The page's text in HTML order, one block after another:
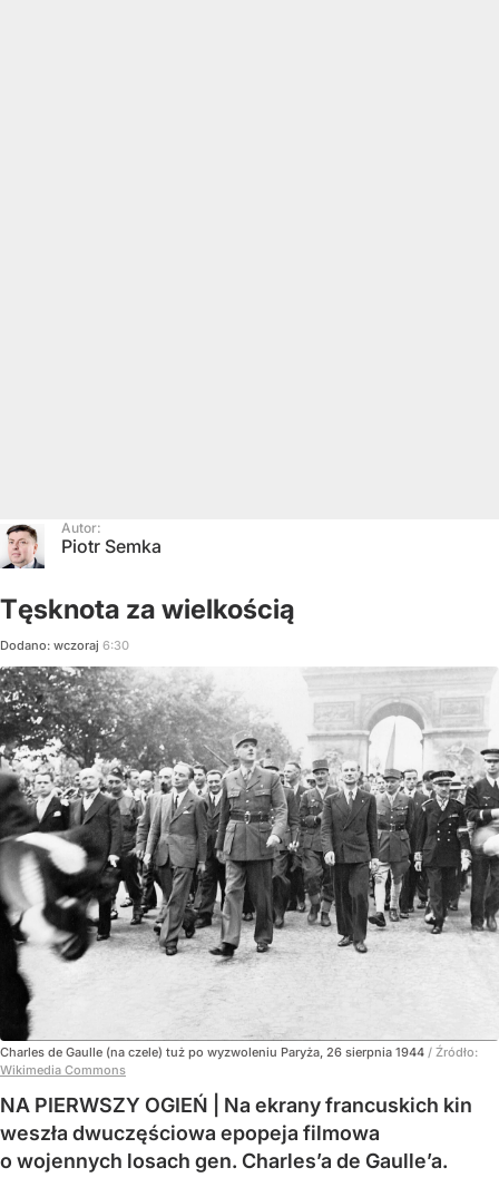
Autor:
Piotr Semka
Tęsknota za wielkością
Dodano: wczoraj 6:30
Charles de Gaulle (na czele) tuż po wyzwoleniu Paryża, 26 sierpnia 1944 / Źródło:
Wikimedia Commons
NA PIERWSZY OGIEŃ | Na ekrany francuskich kin
weszła dwuczęściowa epopeja filmowa
o wojennych losach gen. Charles’a de Gaulle’a.